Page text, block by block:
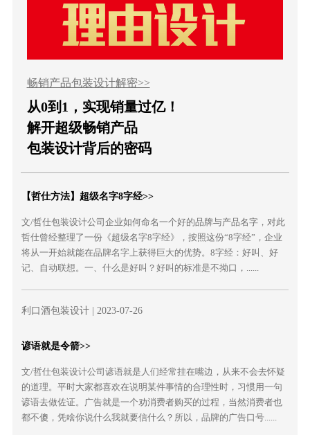
畅销产品包装设计解密>>
从0到1，实现销量过亿！
解开超级畅销产品
包装设计背后的密码
【哲仕方法】超级名字8字经>>
文/哲仕包装设计公司企业如何命名一个好的品牌与产品名字，对此
哲仕曾经整理了一份《超级名字8字经》，按照这份“8字经”，企业
将从一开始就能在品牌名字上获得巨大的优势。8字经：好叫、好
记、自动联想。一、什么是好叫？好叫的标准是不拗口，......
利口酒包装设计| 2023-07-26
谚语就是令箭>>
文/哲仕包装设计公司谚语就是人们经常挂在嘴边，从来不会去怀疑
的道理。平时大家都喜欢在说明某件事情的合理性时，习惯用一句
谚语去做佐证。广告就是一个劝消费者购买的过程，当然消费者也
都不傻，凭啥你说什么我就要信什么？所以，品牌的广告口号......